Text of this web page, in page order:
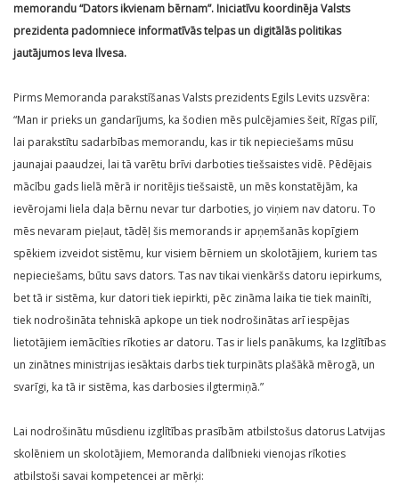
memorandu “Dators ikvienam bērnam”. Iniciatīvu koordinēja Valsts
prezidenta padomniece informatīvās telpas un digitālās politikas
jautājumos Ieva Ilvesa.
Pirms Memoranda parakstīšanas Valsts prezidents Egils Levits uzsvēra:
“Man ir prieks un gandarījums, ka šodien mēs pulcējamies šeit, Rīgas pilī,
lai parakstītu sadarbības memorandu, kas ir tik nepieciešams mūsu
jaunajai paaudzei, lai tā varētu brīvi darboties tiešsaistes vidē. Pēdējais
mācību gads lielā mērā ir noritējis tiešsaistē, un mēs konstatējām, ka
ievērojami liela daļa bērnu nevar tur darboties, jo viņiem nav datoru. To
mēs nevaram pieļaut, tādēļ šis memorands ir apņemšanās kopīgiem
spēkiem izveidot sistēmu, kur visiem bērniem un skolotājiem, kuriem tas
nepieciešams, būtu savs dators. Tas nav tikai vienkāršs datoru iepirkums,
bet tā ir sistēma, kur datori tiek iepirkti, pēc zināma laika tie tiek mainīti,
tiek nodrošināta tehniskā apkope un tiek nodrošinātas arī iespējas
lietotājiem iemācīties rīkoties ar datoru. Tas ir liels panākums, ka Izglītības
un zinātnes ministrijas iesāktais darbs tiek turpināts plašākā mērogā, un
svarīgi, ka tā ir sistēma, kas darbosies ilgtermiņā.”
Lai nodrošinātu mūsdienu izglītības prasībām atbilstošus datorus Latvijas
skolēniem un skolotājiem, Memoranda dalībnieki vienojas rīkoties
atbilstoši savai kompetencei ar mērķi: